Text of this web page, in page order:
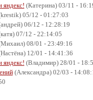
яндекс! (Катерина) 03/11 -
05/12 - 01:27:03
06/12 - 12:28:19
07/12 - 22:14:05
08/01 - 23:49:16
12/01 - 14:41:36
яндекс! (Владимир) 28/01 -
(Александра) 02/03 -